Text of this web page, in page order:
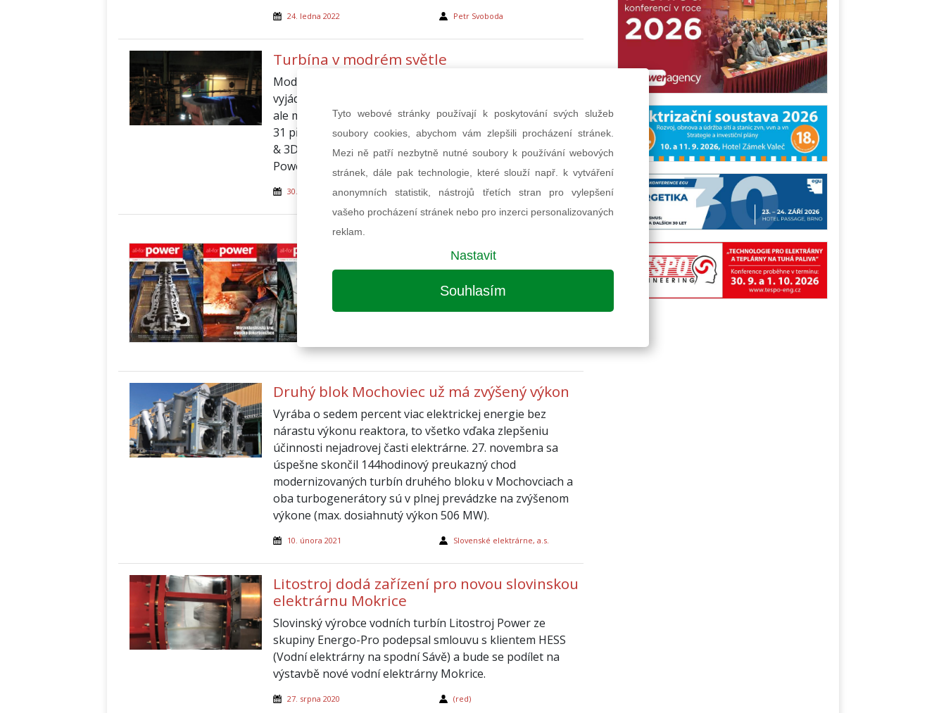
24. ledna 2022 Petr Svoboda
Turbína v modrém světle
Modrá barva nesvítí v Jaderné elektrárně Dukovany jen při
vyjádření podpory osob s poruchami autistického spektra,
ale modrým světlem byla také zalita odstavená turbína TG
31 při využití nejmodernější metody Reverse Engineering
& 3D Skenování používanou odborníky z Doosan Škoda
Power.
30. června 2021 Miroslav Šuler
Druhý blok Mochoviec už má zvýšený výkon
Vyrába o sedem percent viac elektrickej energie bez
nárastu výkonu reaktora, to všetko vďaka zlepšeniu
účinnosti nejadrovej časti elektrárne. 27. novembra sa
úspešne skončil 144hodinový preukazný chod
modernizovaných turbín druhého bloku v Mochovciach a
oba turbogenerátory sú v plnej prevádzke na zvýšenom
výkone (max. dosiahnutý výkon 506 MW).
10. února 2021 Slovenské elektrárne, a.s.
Litostroj dodá zařízení pro novou slovinskou
elektrárnu Mokrice
Slovinský výrobce vodních turbín Litostroj Power ze
skupiny Energo-Pro podepsal smlouvu s klientem HESS
(Vodní elektrárny na spodní Sávě) a bude se podílet na
výstavbě nové vodní elektrárny Mokrice.
27. srpna 2020 (red)
Tyto webové stránky používají k poskytování svých služeb
soubory cookies, abychom vám zlepšili procházení stránek.
Mezi ně patří nezbytně nutné soubory k používání webových
stránek, dále pak technologie, které slouží např. k vytváření
anonymních statistik, nástrojů třetích stran pro vylepšení
vašeho procházení stránek nebo pro inzerci personalizovaných
reklam.
Nastavit
Souhlasím